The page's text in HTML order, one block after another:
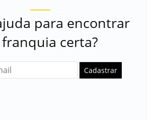
para encontrar
certa?
Cadastrar